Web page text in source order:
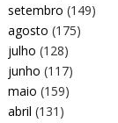
setembro (149)
agosto (175)
julho (128)
junho (117)
maio (159)
abril (131)